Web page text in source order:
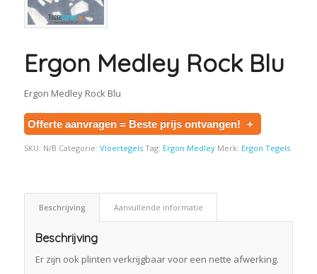
Ergon Medley Rock Blu
Ergon Medley Rock Blu
Offerte aanvragen = Beste prijs ontvangen! +
SKU: N/B Categorie: Vloertegels Tag: Ergon Medley Merk: Ergon Tegels
Beschrijving Aanvullende informatie
Beschrijving
Er zijn ook plinten verkrijgbaar voor een nette afwerking.